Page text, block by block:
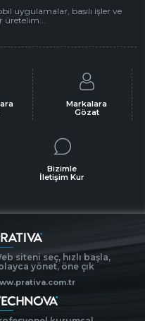
uygulamalar, basılı işler ve
üretelim...
Markalara
Gözat
Bizimle
İletişim Kur
siteni seç, hızlı başla,
yönet, öne çık